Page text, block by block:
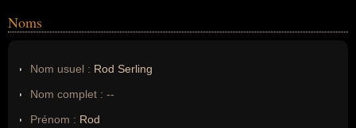
Noms
Nom usuel : Rod Serling
Nom complet : --
Prénom : Rod